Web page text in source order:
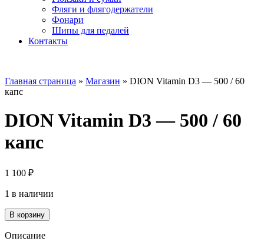
Фляги и флягодержатели
Фонари
Шипы для педалей
Контакты
Главная страница » Магазин » DION Vitamin D3 — 500 / 60
капс
DION Vitamin D3 — 500 / 60
капс
1 100 ₽
1 в наличии
Количество
товара
DION
В корзину
Описание